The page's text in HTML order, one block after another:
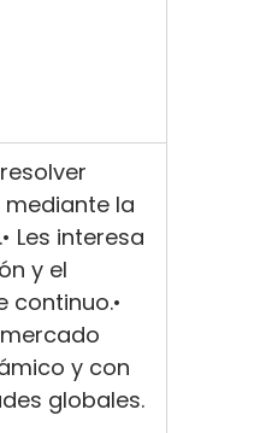
la
Les interesa
y el
continuo.•
y con
globales.